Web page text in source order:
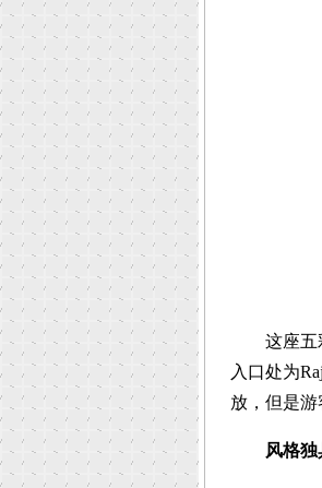
这座五彩
入口处为
放，但是
风格独